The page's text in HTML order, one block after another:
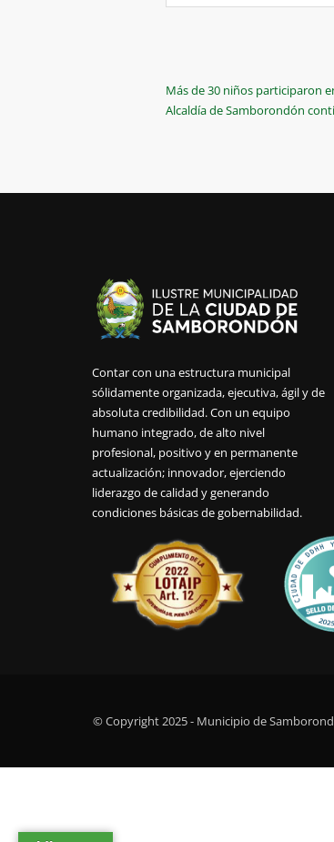
Navegación
de
Previous
Post
Más de 30 niños participaron
Next
Alcaldía de Samborondón
Contar con una estructura municipal
sólidamente organizada, ejecutiva, ágil y de
absoluta credibilidad. Con un equipo
humano integrado, de alto nivel
profesional, positivo y en permanente
actualización; innovador, ejerciendo
liderazgo de calidad y generando
condiciones básicas de gobernabilidad.
© Copyright 2025 - Municipio de